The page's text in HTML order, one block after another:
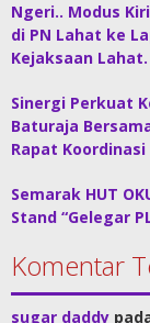
Ngeri.. Modus
di PN Lahat ke
Kejaksaan Lahat.
Sinergi Perkuat
Baturaja
Rapat
Semarak HUT
Stand “Gelegar
Komentar
sugar daddy